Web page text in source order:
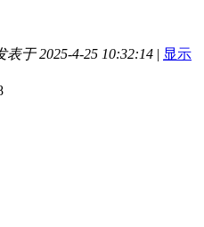
于 2025-4-25 10:32:14 | 显示